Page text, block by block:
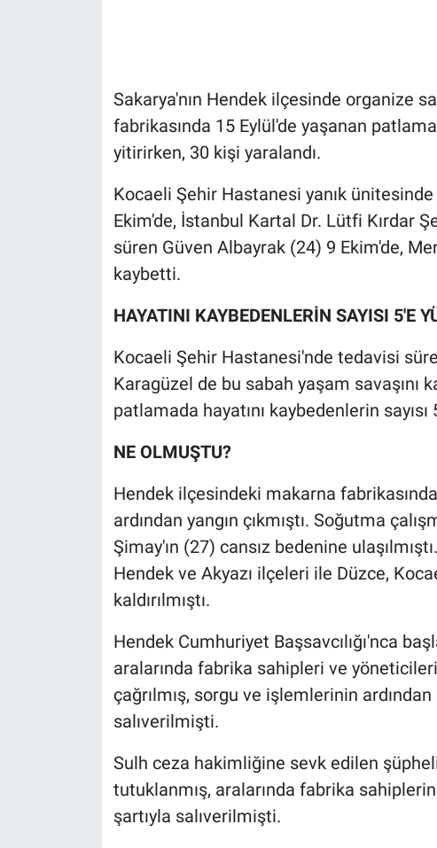
Sakarya'nın Hendek ilçesinde organize
fabrikasında 15 Eylül'de yaşanan
yitirirken, 30 kişi yaralandı.
Kocaeli Şehir Hastanesi yanık
Ekim'de, İstanbul Kartal Dr. Lütfi Kırdar
süren Güven Albayrak (24) 9 Ekim'de,
kaybetti.
HAYATINI KAYBEDENLERİN SAYISI 5'E
Kocaeli Şehir Hastanesi'nde tedavisi
Karagüzel de bu sabah yaşam savaşını
patlamada hayatını kaybedenlerin sayısı
NE OLMUŞTU?
Hendek ilçesindeki makarna
ardından yangın çıkmıştı. Soğutma
Şimay'ın (27) cansız bedenine
Hendek ve Akyazı ilçeleri ile Düzce,
kaldırılmıştı.
Hendek Cumhuriyet Başsavcılığı'nca
aralarında fabrika sahipleri ve
çağrılmış, sorgu ve işlemlerinin
salıverilmişti.
Sulh ceza hakimliğine sevk edilen
tutuklanmış, aralarında fabrika
şartıyla salıverilmişti.
Koronavirüs
Kültür Sanat
Ne demişti
Programlar
Türkiye'nin Geleceği
Türkiye'nin Gündemi
Yerel Gündem
Yerel Yaşam